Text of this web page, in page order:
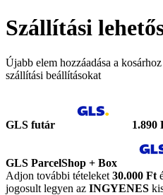
Szállítási
Újabb elem hozzáadása a
szállítási beállításokat
GLS futár 1.890
GLS ParcelShop + Box
Adjon további tételeket 30.000 Ft
jogosult legyen az INGYENES